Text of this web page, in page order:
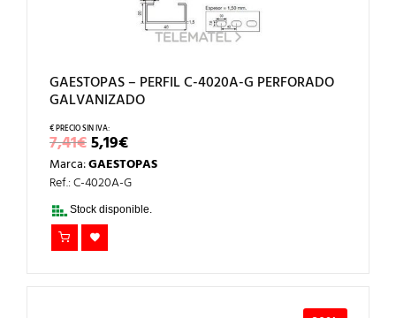
GAESTOPAS – PERFIL C-4020A-G PERFORADO
GALVANIZADO
7,41€EL
PRECIO
ORIGINAL
ERA:
7,41€.
5,19€EL
PRECIO
ACTUAL
ES:5,19€.
Marca:GAESTOPAS
Ref.: C-4020A-G
Stock disponible.